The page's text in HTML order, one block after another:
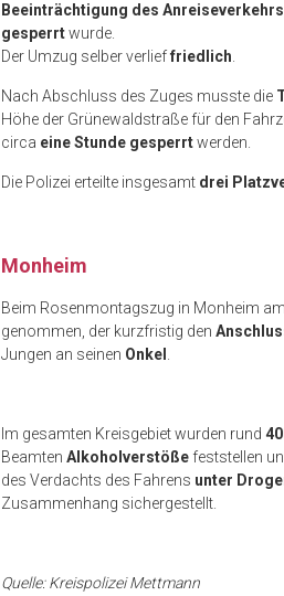
Beeinträchtigung des Anreiseverkehrs
gesperrtwurde.
Der Umzug selber verlieffriedlich.
Nach Abschluss des Zuges musste die
Höhe der Grünewaldstraße für den
circa eine Stunde gesperrtwerden.
Die Polizei erteilte insgesamt drei
Monheim
Beim Rosenmontagszug in Monheim
genommen, der kurzfristig den
Jungen an seinen Onkel .
Im gesamten Kreisgebiet wurden rund
Beamten Alkoholverstöße feststellen
des Verdachts des Fahrens unter
Zusammenhang sichergestellt.
Quelle: Kreispolizei Mettmann